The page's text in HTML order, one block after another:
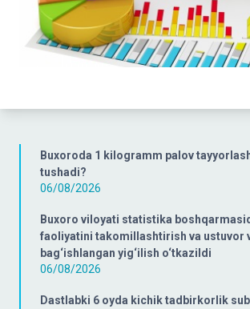
Buxoroda 1 kilogramm palov
tushadi?
06/08/2026
Buxoro viloyati statistika
faoliyatini takomillashtirish va ustuvor
bag‘ishlangan yig‘ilish o‘tkazildi
06/08/2026
Dastlabki 6 oyda kichik tadbirkorlik